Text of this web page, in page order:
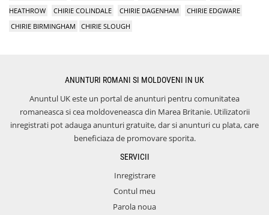
HEATHROW
CHIRIE COLINDALE CHIRIE DAGENHAM
CHIRIE EDGWARE
CHIRIE BIRMINGHAM
CHIRIE SLOUGH
ANUNTURI ROMANI SI MOLDOVENI IN UK
Anuntul UK este un portal de anunturi pentru comunitatea
romaneasca si cea moldoveneasca din Marea Britanie. Utilizatorii
inregistrati pot adauga anunturi gratuite, dar si anunturi cu plata, care
beneficiaza de promovare sporita.
SERVICII
Inregistrare
Contul meu
Parola noua